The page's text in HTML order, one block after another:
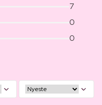
7
0
0